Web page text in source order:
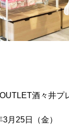
酒々井プ
月25日（金）